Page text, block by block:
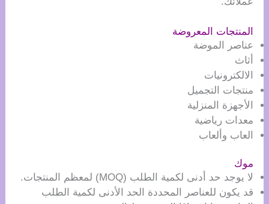
المنتجات المعروضة
عناصر الموضة
أثاث
الالكترونيات
منتجات التجميل
الأجهزة المنزلية
معدات رياضية
العاب وألعاب
موك
لا يوجد حد أدنى لكمية الطلب (MOQ) لمعظم المنتجات.
قد يكون للعناصر المحددة الحد الأدنى لكمية الطلب